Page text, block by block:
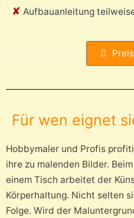
✘ Aufbauanleitung
Für wen eignet
Hobbymaler und Profis
ihre zu malenden Bilder.
einem Tisch arbeitet der
Körperhaltung. Nicht selten
Folge. Wird der